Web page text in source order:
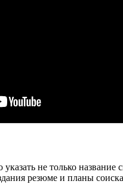
не только
резюме и планы